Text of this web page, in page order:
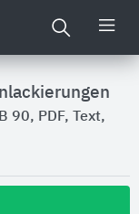
90, PDF, Text,